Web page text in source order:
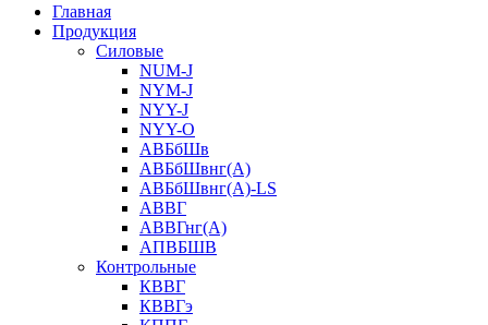
Главная
Продукция
Силовые
NUM-J
NYM-J
NYY-J
NYY-O
АВБбШв
АВБбШвнг(А)
АВБбШвнг(А)-LS
АВВГ
АВВГнг(А)
АПВБШВ
Контрольные
КВВГ
КВВГэ